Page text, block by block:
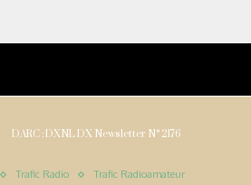
DARC : DXNL DX Newsletter N° 2176
Trafic Radio Trafic Radioamateur